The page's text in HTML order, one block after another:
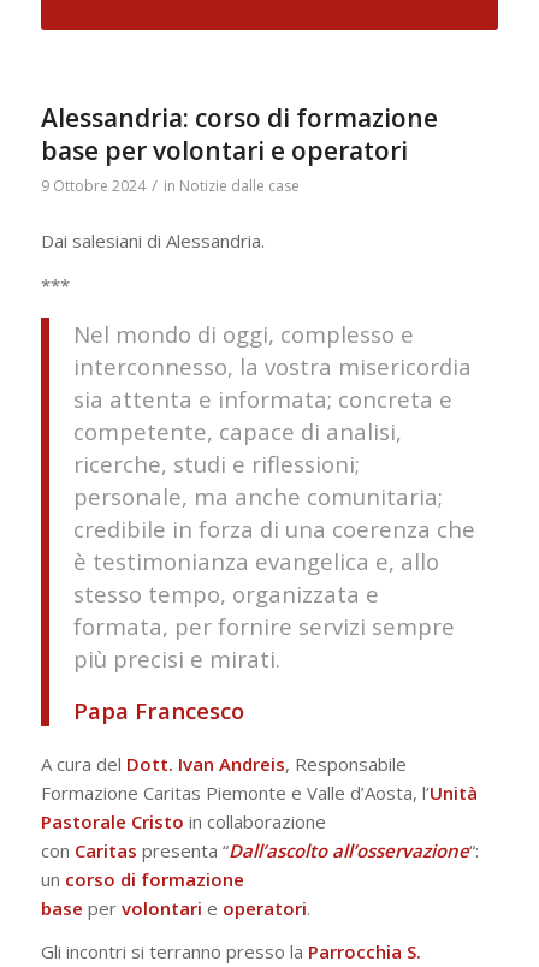
Alessandria: corso di formazione
base per volontari e operatori
9 Ottobre 2024 / in Notizie dalle case
Dai salesiani di Alessandria.
***
Nel mondo di oggi, complesso e
interconnesso, la vostra misericordia
sia attenta e informata; concreta e
competente, capace di analisi,
ricerche, studi e riflessioni;
personale, ma anche comunitaria;
credibile in forza di una coerenza che
è testimonianza evangelica e, allo
stesso tempo, organizzata e
formata, per fornire servizi sempre
più precisi e mirati.
Papa Francesco
A cura del Dott. Ivan Andreis, Responsabile
Formazione Caritas Piemonte e Valle d’Aosta, l’Unità
Pastorale Cristo in collaborazione
con Caritas presenta “Dall’ascolto all’osservazione“:
un corso di formazione
base per volontari e operatori.
Gli incontri si terranno presso la Parrocchia S.